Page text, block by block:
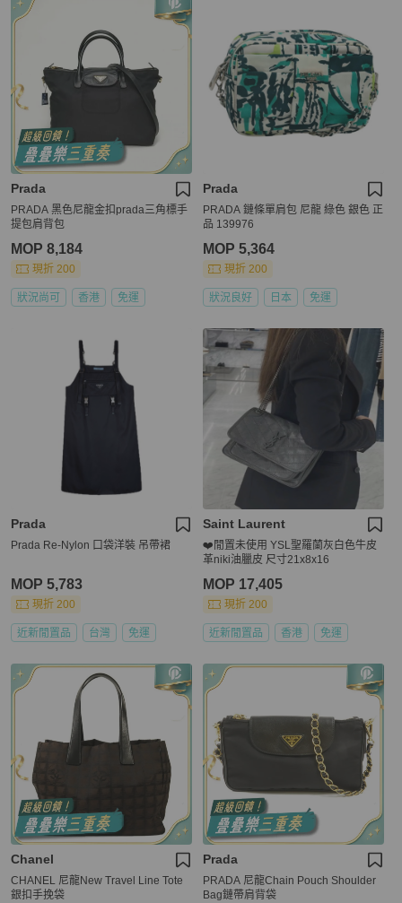
Prada
PRADA 黑色尼龍金扣prada三角標手
提包肩背包
MOP 8,184
現折 200
狀況尚可 香港 免運
Prada
PRADA 鏈條單肩包 尼龍 綠色 銀色 正
品 139976
MOP 5,364
現折 200
狀況良好 日本 免運
Prada
Prada Re-Nylon 口袋洋裝 吊帶裙
MOP 5,783
現折 200
近新閒置品 台灣 免運
Saint Laurent
❤️閒置未使用 YSL聖羅蘭灰白色牛皮
革niki油臘皮 尺寸21x8x16
MOP 17,405
現折 200
近新閒置品 香港 免運
Chanel
CHANEL 尼龍New Travel Line Tote
銀扣手挽袋
Prada
PRADA 尼龍Chain Pouch Shoulder
Bag鏈帶肩背袋